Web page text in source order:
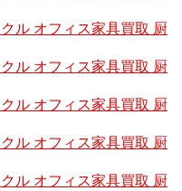
ル オフィス家具買取 厨
ル オフィス家具買取 厨
ル オフィス家具買取 厨
ル オフィス家具買取 厨
ル オフィス家具買取 厨